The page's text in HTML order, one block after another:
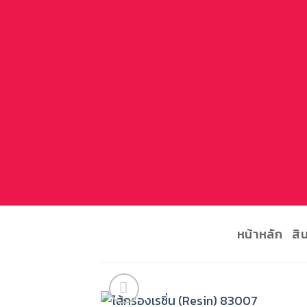
หน้าหลัก สิ